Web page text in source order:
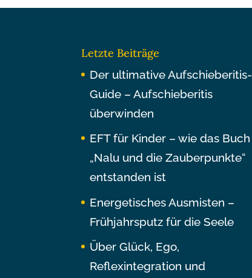
Letzte Beiträge
Der ultimative Aufschieberitis-
Guide – Aufschieberitis
überwinden
EFT für Kinder – wie das Buch
„Nalu und die Zauberpunkte“
entstanden ist
Energetisches Ausmisten –
Frühjahrsputz für die Seele
Über Glück, Ego,
Reflexintegration und